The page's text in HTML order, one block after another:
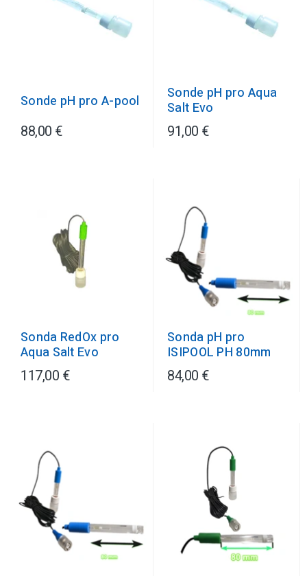
Sonde pH pro A-pool
88,00 €
Sonde pH pro Aqua
Salt Evo
91,00 €
Sonda RedOx pro
Aqua Salt Evo
117,00 €
Sonda pH pro
ISIPOOL PH 80mm
84,00 €